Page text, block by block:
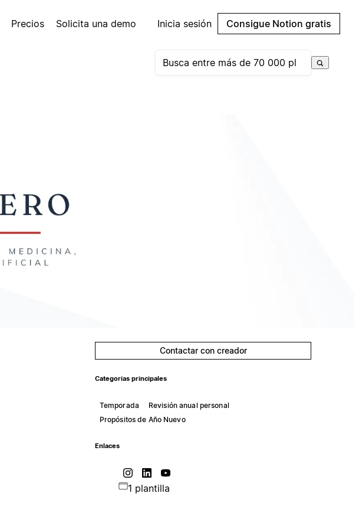
Precios Solicita una demo Inicia sesión Consigue Notion gratis
Contactar con creador
Categorías principales
Temporada
Revisión anual personal
Propósitos de Año Nuevo
Enlaces
1 plantilla